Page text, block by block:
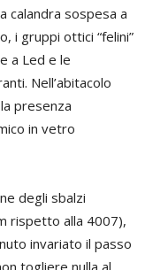
calandra sospesa a
i gruppi ottici “felini”
a Led e le
Nell’abitacolo
presenza
in vetro
degli sbalzi
rispetto alla 4007),
invariato il passo
togliere nulla al